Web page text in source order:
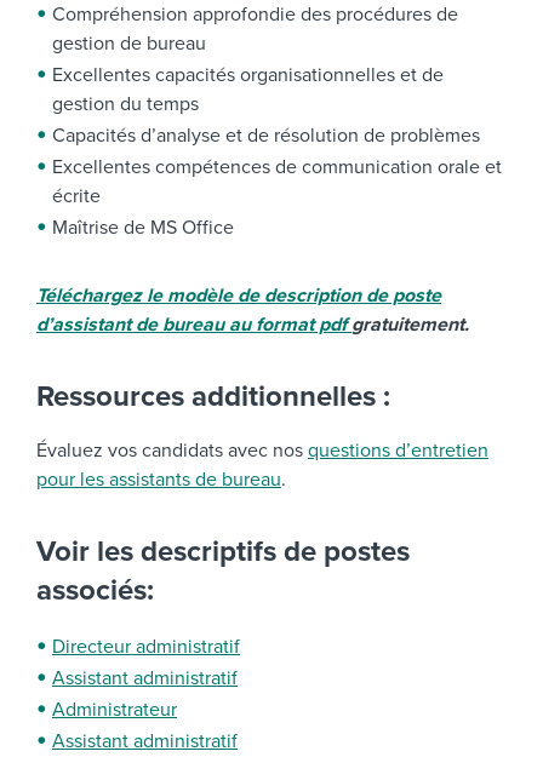
Compréhension approfondie des procédures de
gestion de bureau
Excellentes capacités organisationnelles et de
gestion du temps
Capacités d’analyse et de résolution de problèmes
Excellentes compétences de communication orale et
écrite
Maîtrise de MS Office
Téléchargez le modèle de description de poste
d’assistant de bureau au format pdfgratuitement.
Ressources additionnelles :
Évaluez vos candidats avec nos questions d’entretien
pour les assistants de bureau.
Voir les descriptifs de postes
associés:
Directeur administratif
Assistant administratif
Administrateur
Assistant administratif